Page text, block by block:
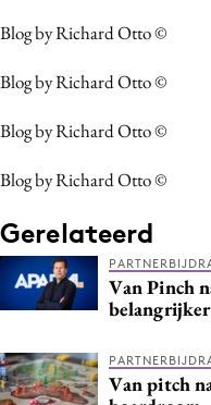
Blog by Richard Otto ©
Blog by Richard Otto ©
Blog by Richard Otto ©
Blog by Richard Otto ©
Gerelateerd
Van Pinch
Van pitch